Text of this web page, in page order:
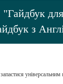
"Гайдбук
з